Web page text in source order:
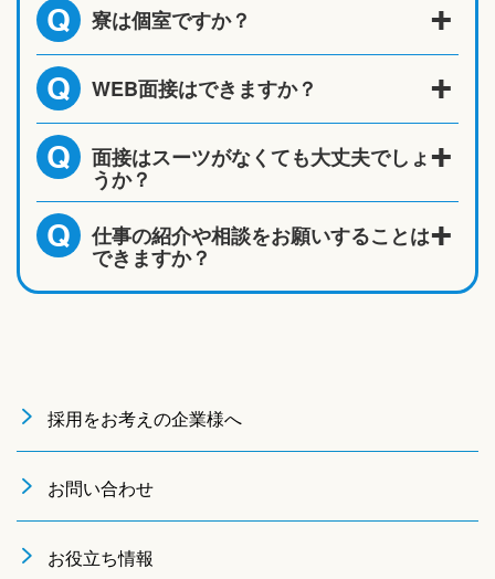
Q 寮は個室ですか？
Q WEB面接はできますか？
Q 面接はスーツがなくても大丈夫でしょ
うか？
Q 仕事の紹介や相談をお願いすることは
できますか？
採用をお考えの企業様へ
お問い合わせ
お役立ち情報